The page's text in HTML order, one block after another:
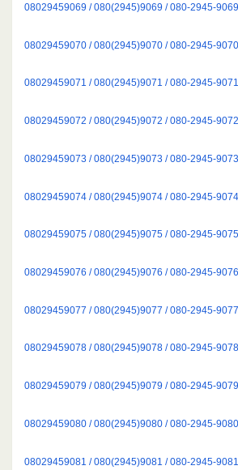
08029459069 / 080(2945)9069 / 080-2945-9069
08029459070 / 080(2945)9070 / 080-2945-9070
08029459071 / 080(2945)9071 / 080-2945-9071
08029459072 / 080(2945)9072 / 080-2945-9072
08029459073 / 080(2945)9073 / 080-2945-9073
08029459074 / 080(2945)9074 / 080-2945-9074
08029459075 / 080(2945)9075 / 080-2945-9075
08029459076 / 080(2945)9076 / 080-2945-9076
08029459077 / 080(2945)9077 / 080-2945-9077
08029459078 / 080(2945)9078 / 080-2945-9078
08029459079 / 080(2945)9079 / 080-2945-9079
08029459080 / 080(2945)9080 / 080-2945-9080
08029459081 / 080(2945)9081 / 080-2945-9081